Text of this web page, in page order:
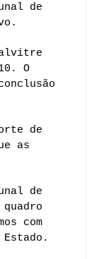
de
alvitre
O
de
as
de
com